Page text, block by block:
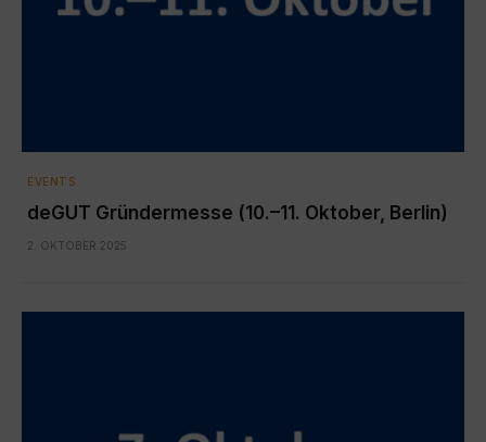
EVENTS
deGUT Gründermesse (10.–11. Oktober, Berlin)
2. OKTOBER 2025